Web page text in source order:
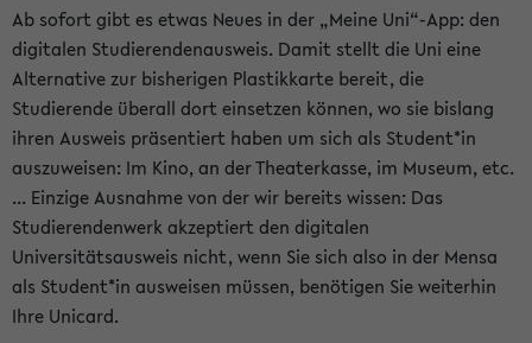
Ab sofort gibt es etwas Neues in der „Meine Uni“-App: den
digitalen Studierendenausweis. Damit stellt die Uni eine
Alternative zur bisherigen Plastikkarte bereit, die
Studierende überall dort einsetzen können, wo sie bislang
ihren Ausweis präsentiert haben um sich als Student*in
auszuweisen: Im Kino, an der Theaterkasse, im Museum, etc.
... Einzige Ausnahme von der wir bereits wissen: Das
Studierendenwerk akzeptiert den digitalen
Universitätsausweis nicht, wenn Sie sich also in der Mensa
als Student*in ausweisen müssen, benötigen Sie weiterhin
Ihre Unicard.